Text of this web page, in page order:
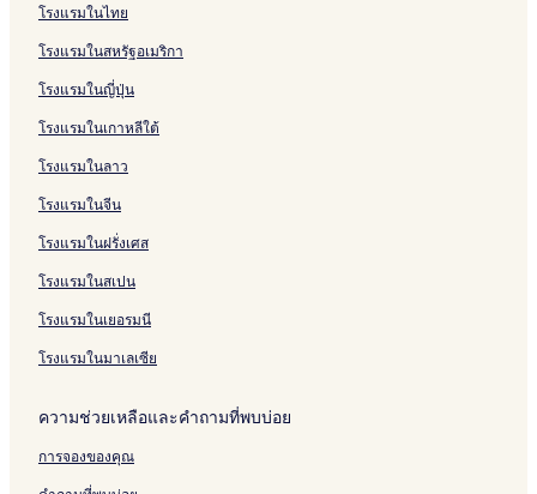
การ
เข้า
และ
ห้อง
ว่าง
อาจ
เปลี่ยนแปลง
โรงแรมในไทย
โรงแรมในสหรัฐอเมริกา
โรงแรมในญี่ปุ่น
โรงแรมในเกาหลีใต้
โรงแรมในลาว
โรงแรมในจีน
โรงแรมในฝรั่งเศส
โรงแรมในสเปน
โรงแรมในเยอรมนี
โรงแรมในมาเลเซีย
ความช่วยเหลือและคำถามที่พบบ่อย
การจองของคุณ